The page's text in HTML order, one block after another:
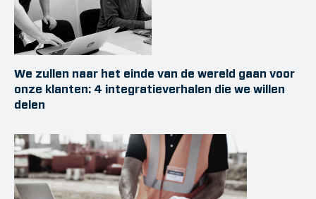
We zullen naar het einde van de wereld gaan voor
onze klanten: 4 integratieverhalen die we willen
delen